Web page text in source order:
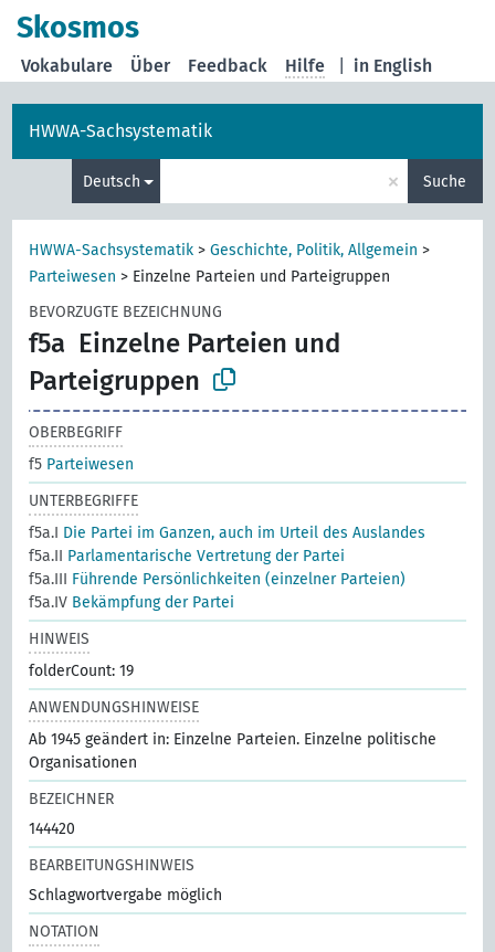
Skosmos
in English
Vokabulare Über Feedback Hilfe
HWWA-Sachsystematik
Deutsch × Suche
HWWA-Sachsystematik >Geschichte, Politik, Allgemein >
Parteiwesen > Einzelne Parteien und Parteigruppen
BEVORZUGTE BEZEICHNUNG
f5a Einzelne Parteien und
Parteigruppen
OBERBEGRIFF
f5 Parteiwesen
UNTERBEGRIFFE
f5a.I Die Partei im Ganzen, auch im Urteil des Auslandes
f5a.II Parlamentarische Vertretung der Partei
f5a.III Führende Persönlichkeiten (einzelner Parteien)
f5a.IV Bekämpfung der Partei
HINWEIS
folderCount: 19
ANWENDUNGSHINWEISE
Ab 1945 geändert in: Einzelne Parteien. Einzelne politische
Organisationen
BEZEICHNER
144420
BEARBEITUNGSHINWEIS
Schlagwortvergabe möglich
NOTATION